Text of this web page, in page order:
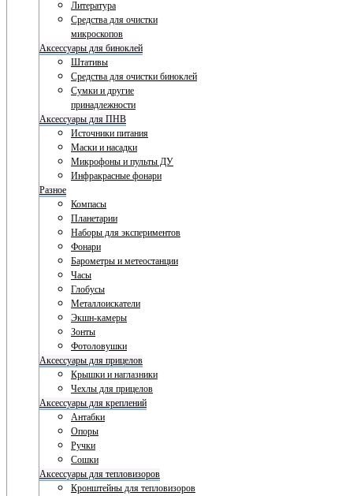
Литература
Средства для очистки
микроскопов
Аксессуары для биноклей
Штативы
Средства для очистки биноклей
Сумки и другие
принадлежности
Аксессуары для ПНВ
Источники питания
Маски и насадки
Микрофоны и пульты ДУ
Инфракрасные фонари
Разное
Компасы
Планетарии
Наборы для экспериментов
Фонари
Барометры и метеостанции
Часы
Глобусы
Металлоискатели
Экшн-камеры
Зонты
Фотоловушки
Аксессуары для прицелов
Крышки и наглазники
Чехлы для прицелов
Аксессуары для креплений
Антабки
Опоры
Ручки
Сошки
Аксессуары для тепловизоров
Кронштейны для тепловизоров